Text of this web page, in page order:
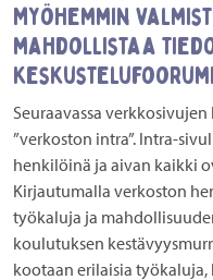
Myöhemmin
mahdollistaa
Seuraavassa
”verkoston intra”. Intra-
henkilöinä ja aivan kaikki
Kirjautumalla verkoston
työkaluja ja
koulutuksen
kootaan erilaisia